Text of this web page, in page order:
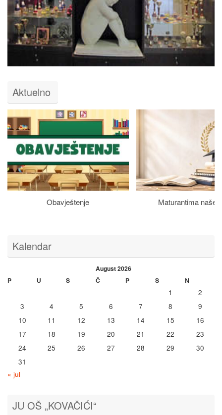
Aktuelno
Obavještenje Maturantima naše
Kalendar
August 2026
P
U S Č P S N
1
2
3
4 5 6 7 8
9
10
11 12 13 14 15
16
17
18 19 20 21 22
23
24
25 26 27 28 29
30
31
« jul
JU OŠ „KOVAČIĆI“